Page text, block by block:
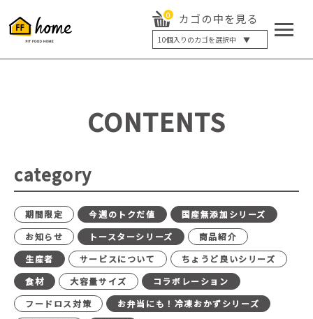
0 カゴの中を見る
10個入りのカゴを選択中 ▼
5個入り
20個入り
最大12%OFF
CONTENTS
category
期間限定 今週のトクだ値
国産無添加シリーズ
お知らせ
トースターシリーズ
商品紹介
生産者
サービスについて
ちょうど良いシリーズ
食材
大容量サイズ
コラボレーション
フードロス対策
お弁当にも！冷凍おかずシリーズ